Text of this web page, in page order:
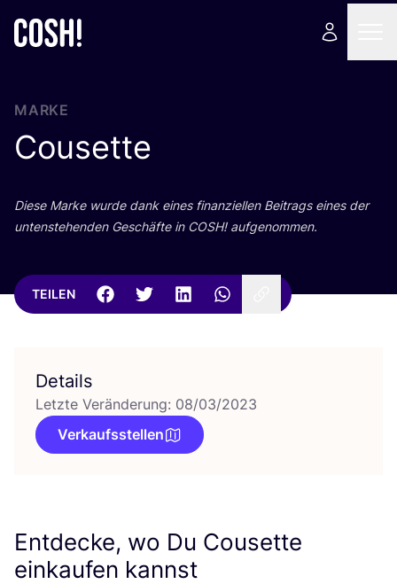
MARKE
Cousette
Die­se Mar­ke wur­de dank eines finan­zi­el­len Bei­trags eines der
unten­ste­hen­den Geschäf­te in COSH! aufgenommen.
TEILEN
Details
Letzte Veränderung: 08/03/2023
Verkaufsstellen
Entdecke, wo Du Cousette
einkaufen kannst